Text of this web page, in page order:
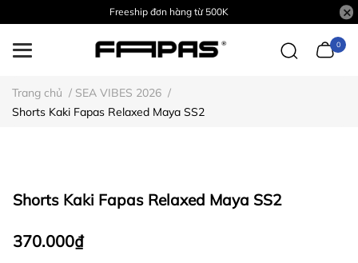
Freeship đơn hàng từ 500K
0
Trang chủ / SEA VIBES 2026 /
Shorts Kaki Fapas Relaxed Maya SS2
Shorts Kaki Fapas Relaxed Maya SS2
370.000₫